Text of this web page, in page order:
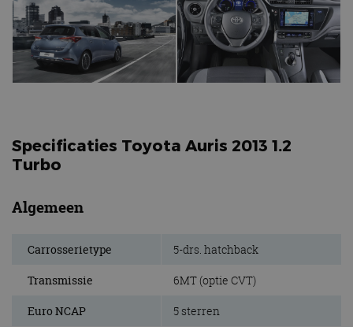
Specificaties Toyota Auris 2013 1.2
Turbo
Algemeen
Carrosserietype 5-drs. hatchback
Transmissie 6MT (optie CVT)
Euro NCAP 5 sterren